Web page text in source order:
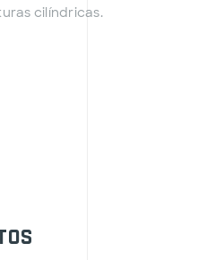
cilíndricas.